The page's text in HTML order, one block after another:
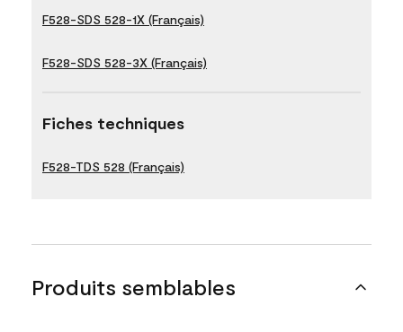
F528-SDS 528-1X (Français)
F528-SDS 528-3X (Français)
Fiches techniques
F528-TDS 528 (Français)
Produits semblables